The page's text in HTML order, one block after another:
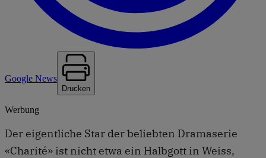
Google News
Drucken
Werbung
Der eigentliche Star der beliebten Dramaserie
«Charité» ist nicht etwa ein Halbgott in Weiss,